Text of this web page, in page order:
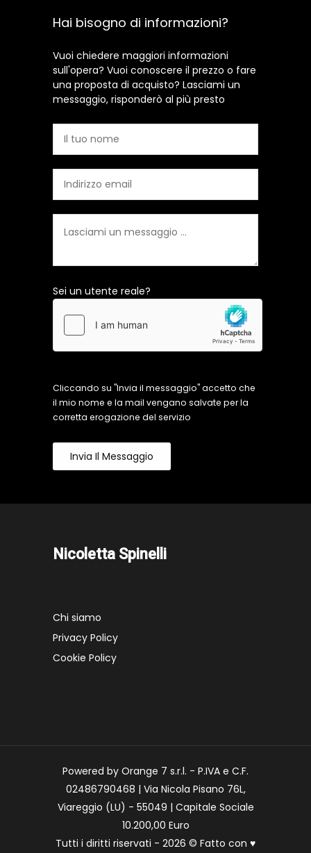
Hai bisogno di informazioni?
Vuoi chiedere maggiori informazioni
sull'opera? Vuoi conoscere il prezzo o fare
una proposta di acquisto? Lasciami un
messaggio, risponderò al più presto
Sei un utente reale?
Cliccando su "Invia il messaggio" accetto che
il mio nome e la mail vengano salvate per la
corretta erogazione del servizio
Invia Il Messaggio
Nicoletta Spinelli
Chi siamo
Privacy Policy
Cookie Policy
Powered by Orange 7 s.r.l. - P.IVA e C.F.
02486790468 | Via Nicola Pisano 76L,
Viareggio (LU) - 55049 | Capitale Sociale
10.200,00 Euro
Tutti i diritti riservati - 2026 © Fatto con ♥